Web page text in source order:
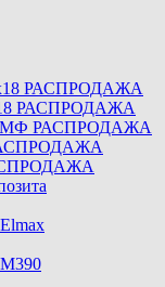
РАСПРОДАЖА
РАСПРОДАЖА
РАСПРОДАЖА